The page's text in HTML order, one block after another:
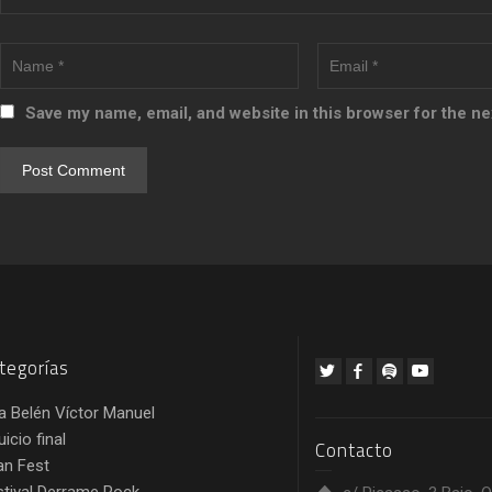
Save my name, email, and website in this browser for the
Belén Víctor Manuel
final
Fest
Contacto